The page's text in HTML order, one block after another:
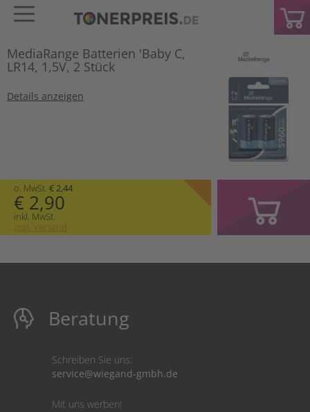
MediaRange Batterien 'Baby C,
LR14, 1,5V, 2 Stück
Details anzeigen
o. MwSt. € 2,44
€ 2,90
inkl. MwSt.
zzgl. Versand
Beratung
Schreiben Sie uns:
service@wiegand-gmbh.de
Mit uns werben!